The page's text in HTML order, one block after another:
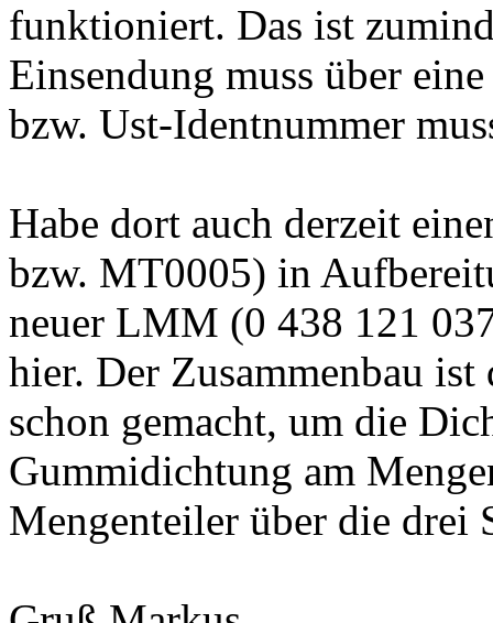
funktioniert. Das ist
Einsendung muss über
bzw. Ust-Identnummer
Habe dort auch derzeit
bzw. MT0005) in
neuer LMM (0 438 121
hier. Der Zusammenbau
schon gemacht, um die
Gummidichtung am
Mengenteiler über die drei